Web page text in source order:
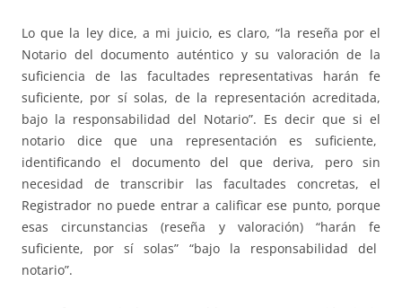
Lo que la ley dice, a mi juicio, es claro, “la reseña por el
Notario del documento auténtico y su valoración de la
suficiencia de las facultades representativas harán fe
suficiente, por sí solas, de la representación acreditada,
bajo la responsabilidad del Notario”. Es decir que si el
notario dice que una representación es suficiente,
identificando el documento del que deriva, pero sin
necesidad de transcribir las facultades concretas, el
Registrador no puede entrar a calificar ese punto, porque
esas circunstancias (reseña y valoración) “harán fe
suficiente, por sí solas” “bajo la responsabilidad del
notario”.